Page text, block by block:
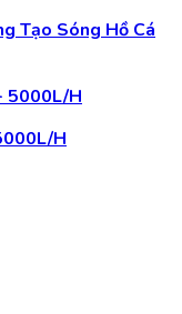
Tạo Sóng Hồ Cá
H